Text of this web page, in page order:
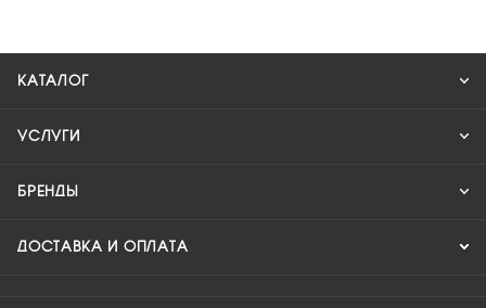
КАТАЛОГ
УСЛУГИ
БРЕНДЫ
ДОСТАВКА И ОПЛАТА